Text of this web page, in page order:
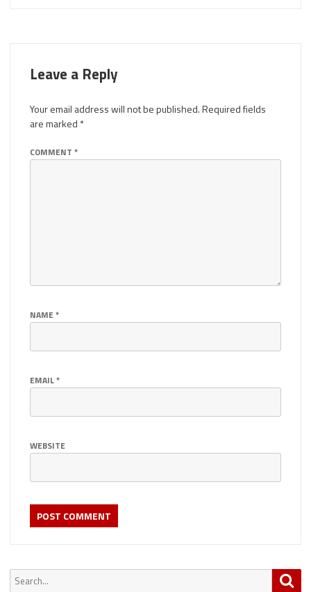
Leave a Reply
Your email address will not be published.Required fields
are marked *
COMMENT *
NAME*
EMAIL*
WEBSITE
Search